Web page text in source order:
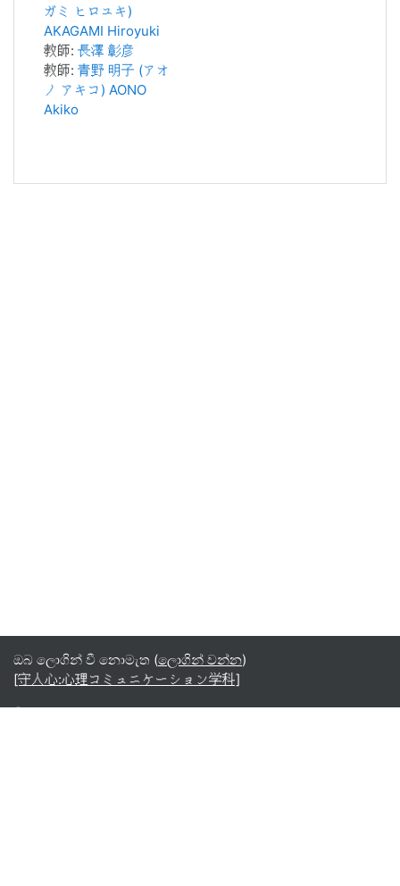
ガミ ヒロユキ)
AKAGAMI Hiroyuki
教師: 長澤 彰彦
教師: 青野 明子 (アオ
ノ アキコ) AONO
Akiko
ඔබ ලොගින් වී නොමැත (ලොගින් වන්න)
[守人心:心理コミュニケーション学科]
සිංහල ‎(si)‎